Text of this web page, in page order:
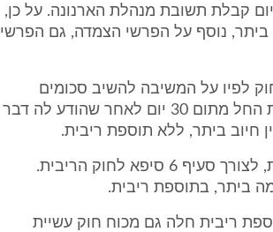
ליום קבלת תשובת מנהלת הארנונה. על כן,
ביתר, נוסף על הפרשי הצמדה, גם הפרשי
פועלת בניגוד לסיפא של סעיף 6 לחוק לפיו על המשיבה להשיב סכומים
שגבתה ביתר, בתוספת הפרשי הצמדה וריבית החל מתום 30 יום לאחר שהודע לה דבר
חיוב ביתר, ללא תוספת ריבית.
השגה כמוה כ"הודעה בכתב" לרשות המקומית, לצורך סעיף 6 סיפא לחוק הריבית.
ביתר, בתוספת ריבית.
ריבית חלה גם מכוח חוק עשיית